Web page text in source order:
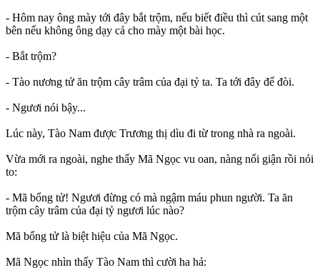
- Hôm nay ông mày tới đây bắt trộm, nếu biết điều thì cút sang một
bên nếu không ông dạy cả cho mày một bài học.
- Bắt trộm?
- Tào nương tử ăn trộm cây trâm của đại tỷ ta. Ta tới đây để đòi.
- Ngươi nói bậy...
Lúc này, Tào Nam được Trương thị dìu đi từ trong nhà ra ngoài.
Vừa mới ra ngoài, nghe thấy Mã Ngọc vu oan, nàng nổi giận rồi nói
to:
- Mã bổng tử! Ngươi đừng có mà ngậm máu phun người. Ta ăn
trộm cây trâm của đại tỷ ngươi lúc nào?
Mã bổng tử là biệt hiệu của Mã Ngọc.
Mã Ngọc nhìn thấy Tào Nam thì cười ha hả: